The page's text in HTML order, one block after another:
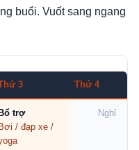
buổi. Vuốt sang ngang
3 Thứ 4
Bổ trợ
Bơi / đạp xe /
Nghỉ